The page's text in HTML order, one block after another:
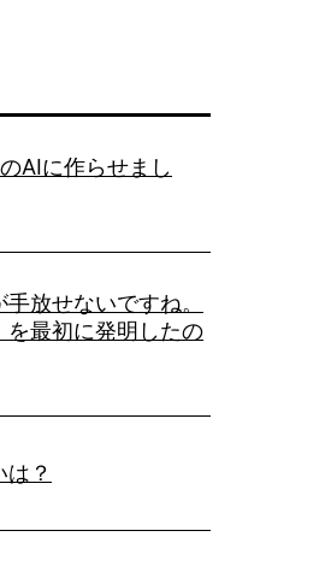
AIに作らせまし
放せないですね。
を最初に発明したの
？